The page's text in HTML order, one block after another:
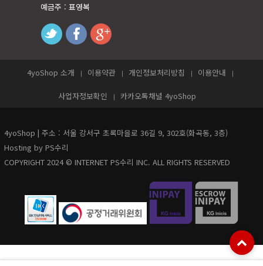
예금주 : 표영복
twitterfacebook
4yoShop 소개 이용약관 개인정보처리방침 이용안내
사업자정보확인 카카오톡채널 4yoShop
4yoShop | 주소 : 서울 강서구 초록마을로 36길 9, 302호(화곡동, 3층)
Hosting by PS수리
COPYRIGHT 2024 © INTERNET PS수리 INC. ALL RIGHTS RESERVED